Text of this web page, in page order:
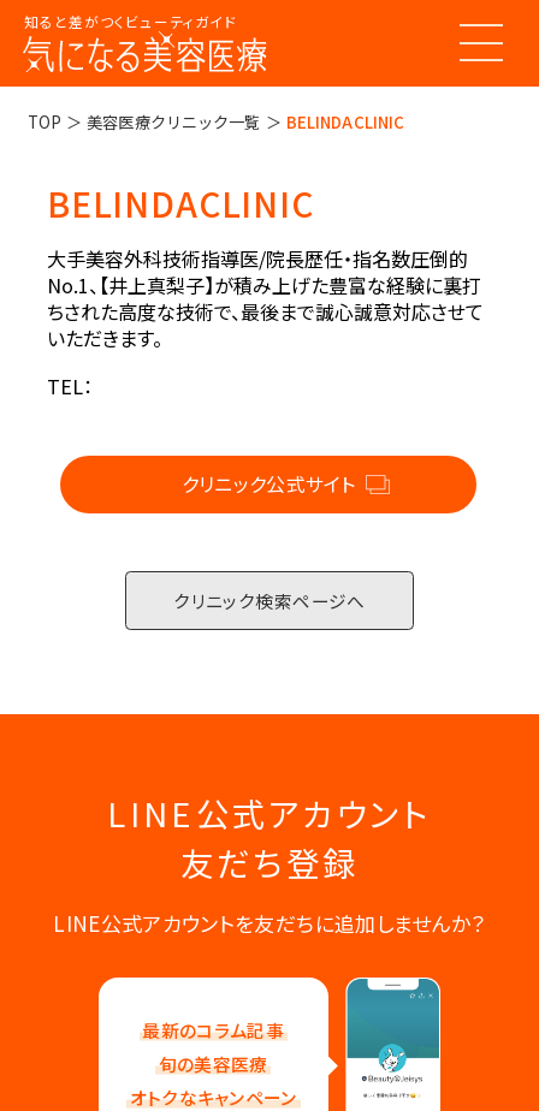
知ると差がつくビューティガイド
トップページ
美容医療ってなんだろう？
美容医療の基本情報
美容医療のスケジュール
美容医療キーワード辞典
美容医療まるわかりコラム
お悩みからコラムをさがす
LINE 友だち登録
TOP 美容医療クリニック一覧 BELINDACLINIC
BELINDACLINIC
大手美容外科技術指導医/院長歴任・指名数圧倒的
No.1、【井上真梨子】が積み上げた豊富な経験に裏打
ちされた高度な技術で、最後まで誠心誠意対応させて
いただきます。
TEL：
クリニック公式サイト
クリニック検索ページへ
LINE公式アカウント
友だち登録
LINE公式アカウントを友だちに追加しませんか？
最新のコラム記事
旬の美容医療
オトクなキャンペーン